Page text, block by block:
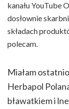
kanału YouTube
dosłownie
składach
polecam.
Miałam
Herbapol
bławatkiem i